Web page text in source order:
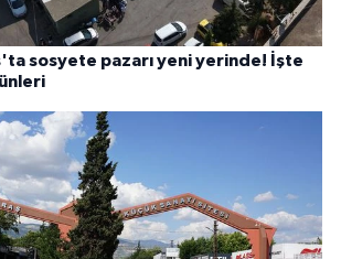
sosyete pazarı yeni yerinde! İşte